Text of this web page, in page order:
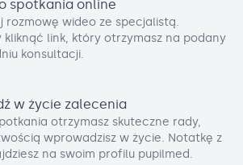
spotkania online
rozmowę wideo ze specjalistą.
kliknąć link, który otrzymasz na podany
konsultacji.
w życie zalecenia
otrzymasz skuteczne rady,
wprowadzisz w życie. Notatkę z
na swoim profilu pupilmed.